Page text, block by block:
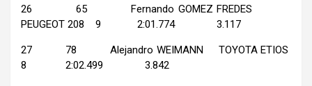
26 65 Fernando GOMEZ FREDES
PEUGEOT 208 9 2:01.774 3.117
27 78 Alejandro WEIMANN TOYOTA ETIOS
8 2:02.499 3.842